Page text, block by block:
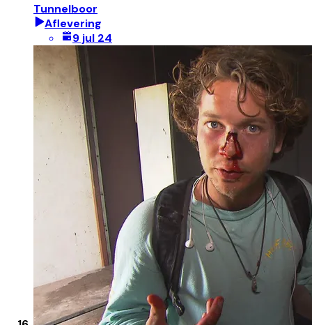
Tunnelboor
Aflevering
9 jul 24